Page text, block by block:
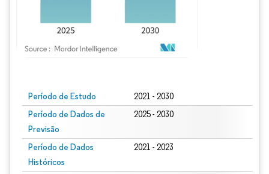
Período de Estudo 2021 - 2030
Período de Dados de
Previsão
2025 - 2030
Período de Dados
Históricos
2021 - 2023